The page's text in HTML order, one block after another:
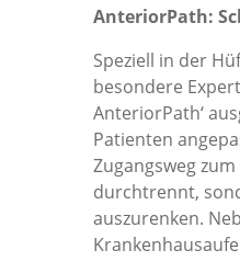
AnteriorPath:
Speziell in der
besondere
AnteriorPath‘
Patienten
Zugangsweg
durchtrennt,
auszurenken.